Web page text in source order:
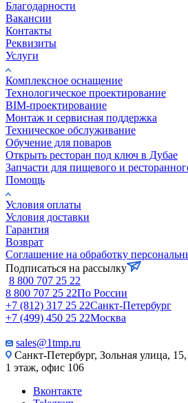
Благодарности
Вакансии
Контакты
Реквизиты
Услуги
Комплексное оснащение
Технологическое проектирование
BIM-проектирование
Монтаж и сервисная поддержка
Техническое обслуживание
Обучение для поваров
Открыть ресторан под ключ в Дубае
Запчасти для пищевого и
Помощь
Условия оплаты
Условия доставки
Гарантия
Возврат
Соглашение на обработку
Подписаться на рассылку
8 800 707 25 22
8 800 707 25 22По России
+7 (812) 317 25 22Санкт-Петербург
+7 (499) 450 25 22Москва
sales@1tmp.ru
Санкт-Петербург, Зольная улица,
1 этаж, офис 106
Вконтакте